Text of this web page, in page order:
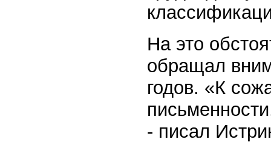
На это
обращал
годов. «К
- писал